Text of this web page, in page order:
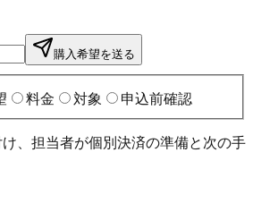
購入希望を送る
料金 対象 申込前確認
、担当者が個別決済の準備と次の手